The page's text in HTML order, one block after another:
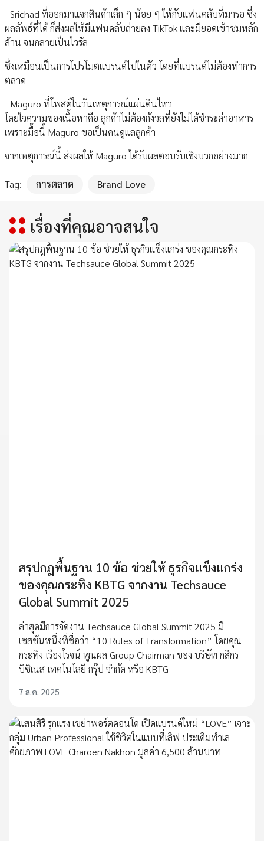
- Srichad ที่ออกมาแจกสินค้าเล็ก ๆ น้อย ๆ ให้กับแฟนคลับที่มารอ ซึ่ง
ผลลัพธ์ที่ได้ ก็ส่งผลให้มีแฟนคลับถ่ายลง TikTok และมียอดเข้าชมหลัก
ล้าน จนกลายเป็นไวรัล
ซึ่งเหมือนเป็นการโปรโมตแบรนด์ไปในตัว โดยที่แบรนด์ไม่ต้องทำการ
ตลาด
- Maguro ที่โพสต์ในวันเหตุการณ์แผ่นดินไหว
โดยใจความของเนื้อหาคือ ลูกค้าไม่ต้องกังวลที่ยังไม่ได้ชำระค่าอาหาร
เพราะมื้อนี้ Maguro ขอเป็นคนดูแลลูกค้า
จากเหตุการณ์นี้ ส่งผลให้ Maguro ได้รับผลตอบรับเชิงบวกอย่างมาก
Tag: การตลาด Brand Love
เรื่องที่คุณอาจสนใจ
สรุปกฎพื้นฐาน 10 ข้อ ช่วยให้ ธุรกิจแข็งแกร่ง
ของคุณกระทิง KBTG จากงาน Techsauce
Global Summit 2025
ล่าสุดมีการจัดงาน Techsauce Global Summit 2025 มี
เซสชันหนึ่งที่ชื่อว่า “10 Rules of Transformation” โดยคุณ
กระทิง-เรืองโรจน์ พูนผล Group Chairman ของ บริษัท กสิกร
บิซิเนส-เทคโนโลยี กรุ๊ป จำกัด หรือ KBTG
7 ส.ค. 2025